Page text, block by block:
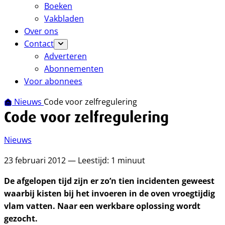
Boeken
Vakbladen
Over ons
Contact
Adverteren
Abonnementen
Voor abonnees
Nieuws Code voor zelfregulering
Code voor zelfregulering
Nieuws
23 februari 2012 — Leestijd: 1 minuut
De afgelopen tijd zijn er zo’n tien incidenten geweest
waarbij kisten bij het invoeren in de oven vroegtijdig
vlam vatten. Naar een werkbare oplossing wordt
gezocht.